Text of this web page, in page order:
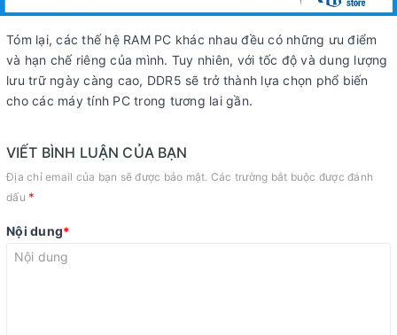
Tóm lại, các thế hệ RAM PC khác nhau đều có những ưu điểm
và hạn chế riêng của mình. Tuy nhiên, với tốc độ và dung lượng
lưu trữ ngày càng cao, DDR5 sẽ trở thành lựa chọn phổ biến
cho các máy tính PC trong tương lai gần.
VIẾT BÌNH LUẬN CỦA BẠN
Địa chỉ email của bạn sẽ được bảo mật. Các trường bắt buộc được đánh
dấu *
Nội dung*